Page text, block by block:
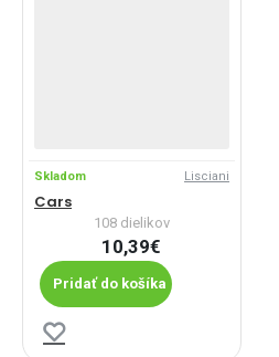
Skladom Lisciani
Cars
108 dielikov
10,39€
Pridať do košíka